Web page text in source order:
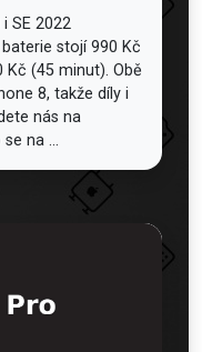
SE 2022
stojí 990 Kč
Kč (45 minut). Obě
8, takže díly i
nás na
na ...